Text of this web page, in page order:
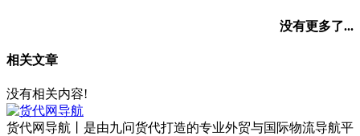
没有更多了...
相关文章
没有相关内容!
货代网导航丨是由九问货代打造的专业外贸与国际物流导航平